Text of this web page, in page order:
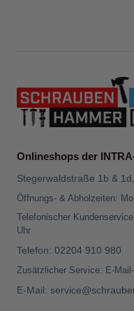
Onlineshops der
Stegerwaldstraße 1b &
Öffnungs- & Abholzeiten:
Telefonischer
Uhr
Telefon: 02204 910 980
Zusätzlicher Service: E-
E-Mail: